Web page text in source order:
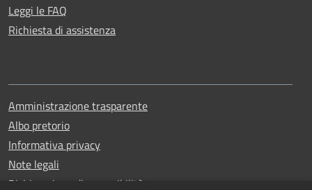
Leggi le FAQ
Richiesta di assistenza
Amministrazione trasparente
Albo pretorio
Informativa privacy
Note legali
Dichiarazione di accessibilità